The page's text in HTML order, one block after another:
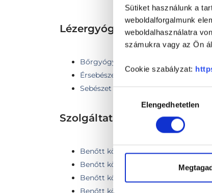
Sütiket használunk a
weboldalforgalmunk
weboldalhasználatra
számukra vagy az Ön
Cookie szabályzat:
kiválasztásaElengedhetetlen
Lézergyógyászat
Bőrgyógyászat
Érsebészet
Sebészet
Szolgáltatások
Benőtt köröm lézeres kezelése: 1
Benőtt köröm lézeres kezelése: 2
Benőtt köröm lézeres kezelése: 2
Benőtt köröm lézeres kezelése: 3